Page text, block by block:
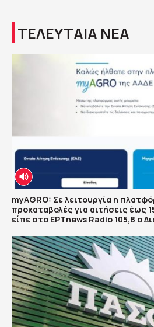
ΤΕΛΕΥΤΑΙΑ ΝΕΑ
myAGRO: Σε λειτουργία η
προκαταβολές για αιτήσεις έως
είπε στο ΕΡΤnews Radio 105,8 ο